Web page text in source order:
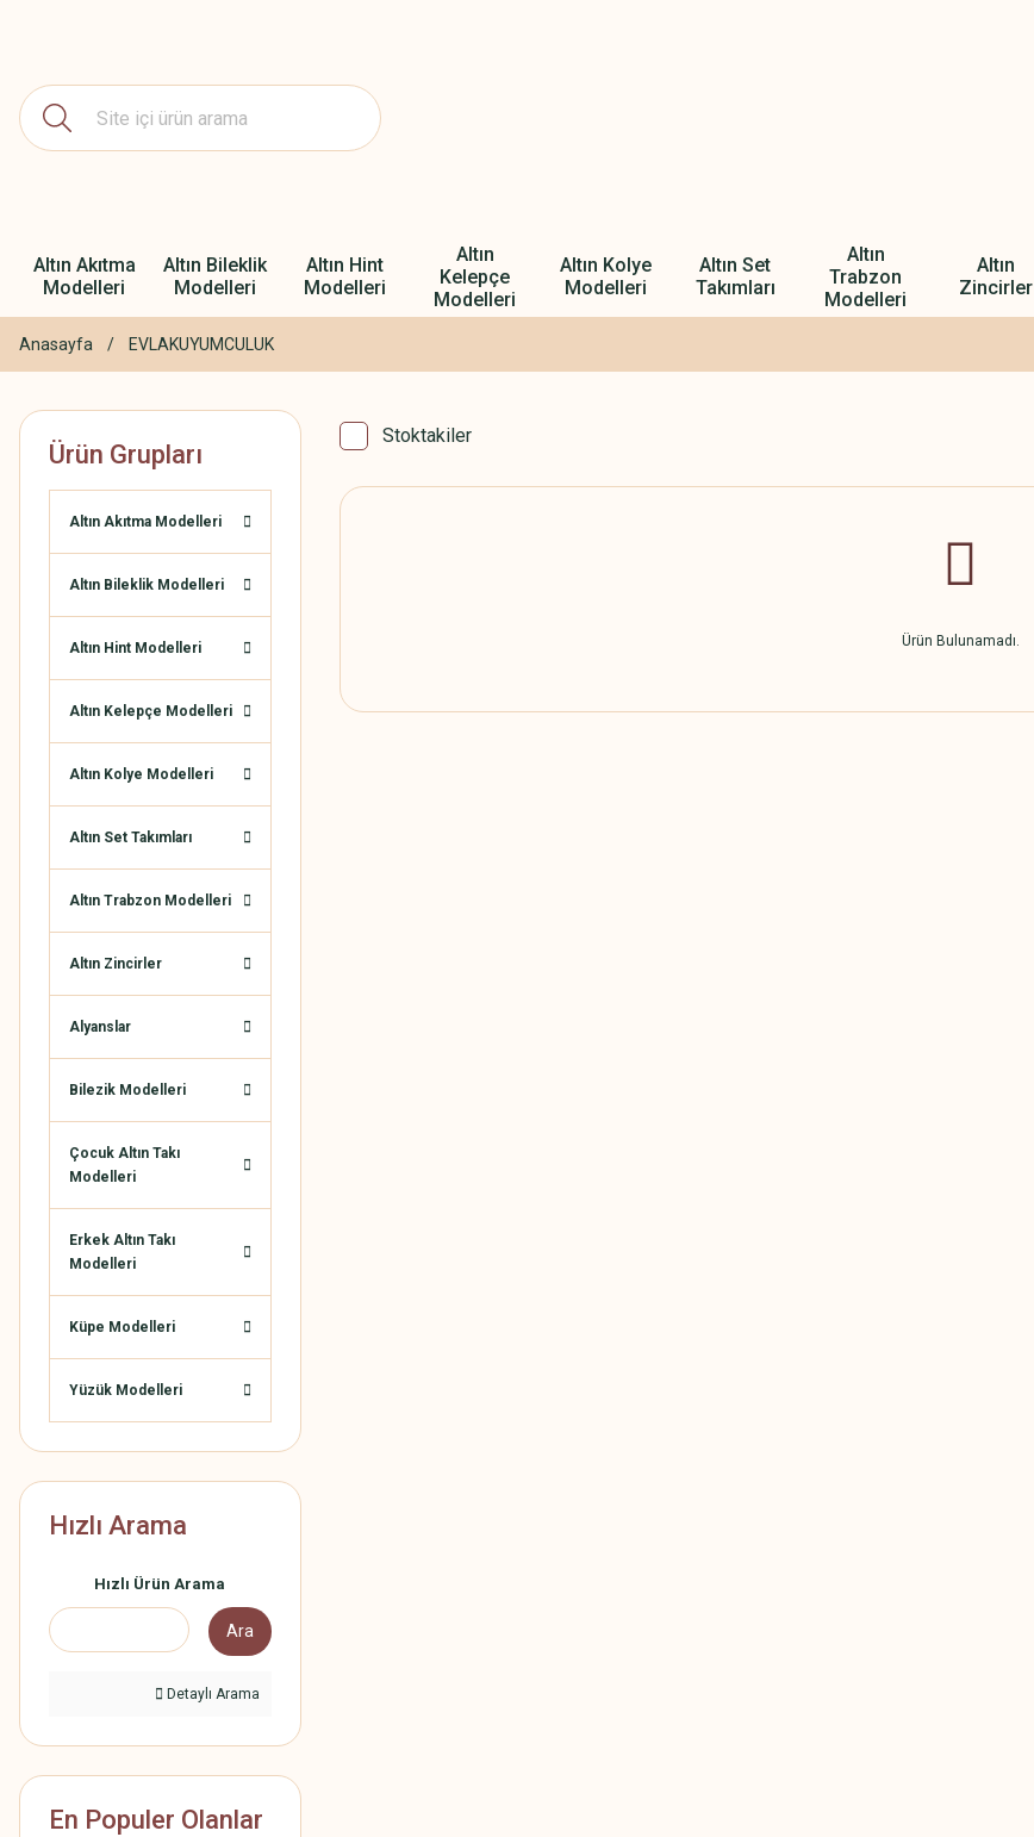
Altın Akıtma
Modelleri
Altın Bileklik
Modelleri
Altın Hint
Modelleri
Altın
Kelepçe
Modelleri
Altın Kolye
Modelleri
Altın Set
Takımları
Altın
Trabzon
Modelleri
Altın
Zincirler
Anasayfa EVLAKUYUMCULUK
Ürün Grupları
Altın Akıtma Modelleri
Altın Bileklik Modelleri
Altın Hint Modelleri
Altın Kelepçe Modelleri
Altın Kolye Modelleri
Altın Set Takımları
Altın Trabzon Modelleri
Altın Zincirler
Alyanslar
Bilezik Modelleri
Çocuk Altın Takı
Modelleri
Erkek Altın Takı
Modelleri
Küpe Modelleri
Yüzük Modelleri
Hızlı Arama
Hızlı Ürün Arama
Ara
Detaylı Arama
En Populer Olanlar
Stoktakiler
Ürün Bulunamadı.